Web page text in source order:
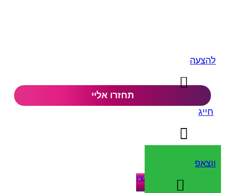
קבל הצעה להובלות עכשיו​
להצעה
חייג
ווצאפ